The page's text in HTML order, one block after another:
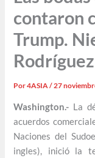
contaron
Trump.
Rodríguez
Por4ASIA/27
Washington.- La
acuerdos
Naciones del
ingles), inició la